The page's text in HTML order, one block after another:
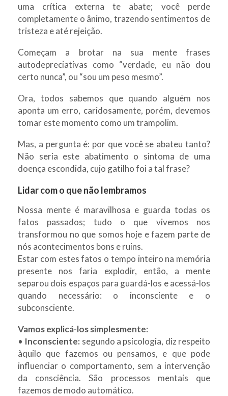
uma crítica externa te abate; você perde
completamente o ânimo, trazendo sentimentos de
tristeza e até rejeição.
Começam a brotar na sua mente frases
autodepreciativas como “verdade, eu não dou
certo nunca”, ou “sou um peso mesmo”.
Ora, todos sabemos que quando alguém nos
aponta um erro, caridosamente, porém, devemos
tomar este momento como um trampolim.
Mas, a pergunta é: por que você se abateu tanto?
Não seria este abatimento o sintoma de uma
doença escondida, cujo gatilho foi a tal frase?
Lidar com o que não lembramos
Nossa mente é maravilhosa e guarda todas os
fatos passados; tudo o que vivemos nos
transformou no que somos hoje e fazem parte de
nós acontecimentos bons e ruins.
Estar com estes fatos o tempo inteiro na memória
presente nos faria explodir, então, a mente
separou dois espaços para guardá-los e acessá-los
quando necessário: o inconsciente e o
subconsciente.
Vamos explicá-los simplesmente:
• Inconsciente: segundo a psicologia, diz respeito
àquilo que fazemos ou pensamos, e que pode
influenciar o comportamento, sem a intervenção
da consciência. São processos mentais que
fazemos de modo automático.